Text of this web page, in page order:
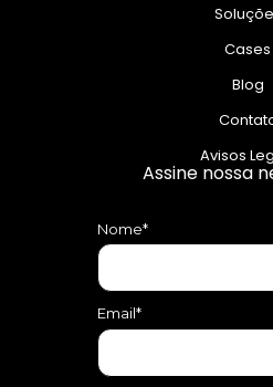
Cases
Blog
Avisos
Assine nossa
Nome*
Email*